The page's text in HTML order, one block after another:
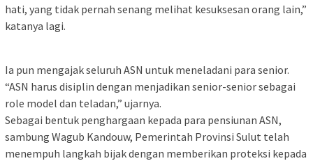
hati, yang tidak pernah senang melihat kesuksesan orang lain,”
katanya lagi.
Ia pun mengajak seluruh ASN untuk meneladani para senior.
“ASN harus disiplin dengan menjadikan senior-senior sebagai
role model dan teladan,” ujarnya.
Sebagai bentuk penghargaan kepada para pensiunan ASN,
sambung Wagub Kandouw, Pemerintah Provinsi Sulut telah
menempuh langkah bijak dengan memberikan proteksi kepada